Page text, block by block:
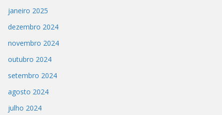
janeiro 2025
dezembro 2024
novembro 2024
outubro 2024
setembro 2024
agosto 2024
julho 2024